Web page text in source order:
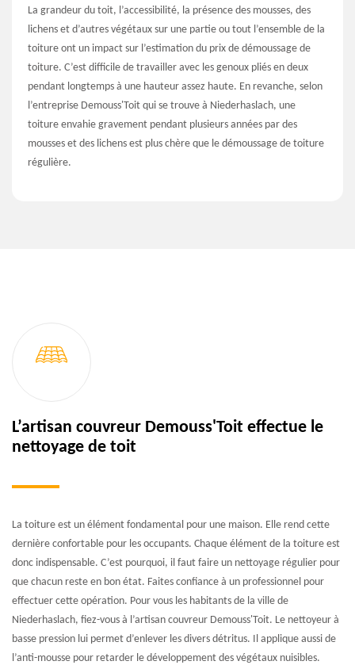
La grandeur du toit, l’accessibilité, la présence des mousses, des
lichens et d’autres végétaux sur une partie ou tout l’ensemble de la
toiture ont un impact sur l’estimation du prix de démoussage de
toiture. C’est difficile de travailler avec les genoux pliés en deux
pendant longtemps à une hauteur assez haute. En revanche, selon
l’entreprise Demouss'Toit qui se trouve à Niederhaslach, une
toiture envahie gravement pendant plusieurs années par des
mousses et des lichens est plus chère que le démoussage de toiture
régulière.
L’artisan couvreur Demouss'Toit effectue le
nettoyage de toit
La toiture est un élément fondamental pour une maison. Elle rend cette
dernière confortable pour les occupants. Chaque élément de la toiture est
donc indispensable. C’est pourquoi, il faut faire un nettoyage régulier pour
que chacun reste en bon état. Faites confiance à un professionnel pour
effectuer cette opération. Pour vous les habitants de la ville de
Niederhaslach, fiez-vous à l’artisan couvreur Demouss'Toit. Le nettoyeur à
basse pression lui permet d’enlever les divers détritus. Il applique aussi de
l’anti-mousse pour retarder le développement des végétaux nuisibles.